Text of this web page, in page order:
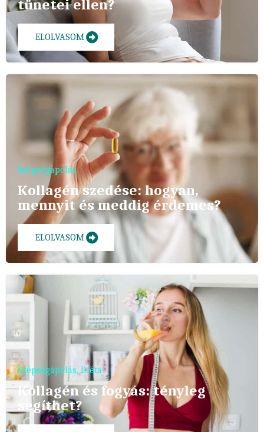
tünetei ellen?
ELOLVASOM
Szépségápolás
Kollagén szedése: hogyan,
mennyit és meddig érdemes?
ELOLVASOM
Szépségápolás, Diéta
Kollagén és fogyás: tényleg
segíthet?